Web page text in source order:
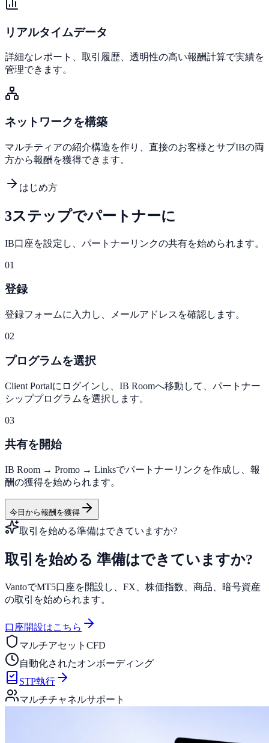
リアルタイムデータ
詳細なレポート、取引履歴、透明性の高い報酬計算で実績を
管理できます。
ネットワークを構築
マルチティアの紹介構造を作り、直接のお客様とサブIBの両
方から報酬を獲得できます。
はじめ方
3ステップでパートナーに
IB口座を設定し、パートナーリンクの共有を始められます。
01
登録
登録フォームに入力し、メールアドレスを確認します。
02
プログラムを選択
Client Portalにログインし、IB Roomへ移動して、パートナー
シッププログラムを選択します。
03
共有を開始
IB Room → Promo → Linksでパートナーリンクを作成し、報
酬の獲得を始められます。
今日から報酬を獲得
取引を始める準備はできていますか?
取引を始める 準備はできていますか?
VantoでMT5口座を開設し、FX、株価指数、商品、暗号資産
の取引を始められます。
口座開設はこちら
マルチアセットCFD
自動化されたオンボーディング
STP執行
マルチチャネルサポート